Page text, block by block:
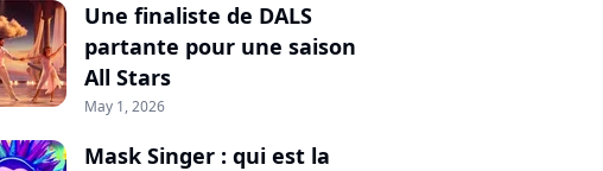
Une finaliste de DALS
partante pour une saison
All Stars
May 1, 2026
Mask Singer : qui est la